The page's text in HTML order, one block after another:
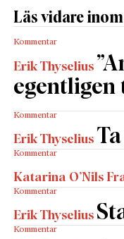
Läs vidare
Kommentar
Erik Thyselius
egentligen
Kommentar
Erik Thyselius
Kommentar
Katarina O’Nils
Kommentar
Erik Thyselius
Kommentar